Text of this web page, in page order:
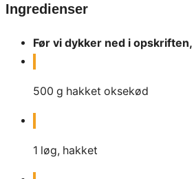
Ingredienser
Før vi dykker ned i
500 g hakket oksekød
1 løg, hakket